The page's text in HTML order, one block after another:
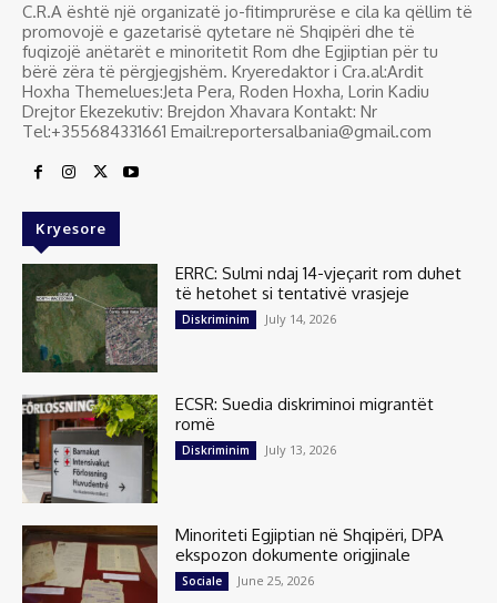
C.R.A është një organizatë jo-fitimprurëse e cila ka qëllim të
promovojë e gazetarisë qytetare në Shqipëri dhe të
fuqizojë anëtarët e minoritetit Rom dhe Egjiptian për tu
bërë zëra të përgjegjshëm. Kryeredaktor i Cra.al:Ardit
Hoxha Themelues:Jeta Pera, Roden Hoxha, Lorin Kadiu
Drejtor Ekezekutiv: Brejdon Xhavara Kontakt: Nr
Tel:+355684331661 Email:reportersalbania@gmail.com
Kryesore
ERRC: Sulmi ndaj 14-vjeçarit rom duhet
të hetohet si tentativë vrasjeje
Diskriminim July 14, 2026
ECSR: Suedia diskriminoi migrantët
romë
Diskriminim July 13, 2026
Minoriteti Egjiptian në Shqipëri, DPA
ekspozon dokumente origjinale
Sociale June 25, 2026